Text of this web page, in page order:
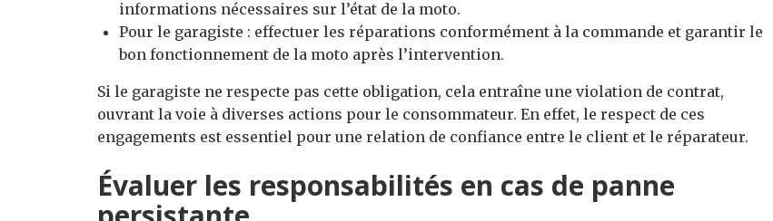
informations nécessaires sur l’état de la moto.
Pour le garagiste : effectuer les réparations conformément à la commande et garantir le
bon fonctionnement de la moto après l’intervention.
Si le garagiste ne respecte pas cette obligation, cela entraîne une violation de contrat,
ouvrant la voie à diverses actions pour le consommateur. En effet, le respect de ces
engagements est essentiel pour une relation de confiance entre le client et le réparateur.
Évaluer les responsabilités en cas de panne